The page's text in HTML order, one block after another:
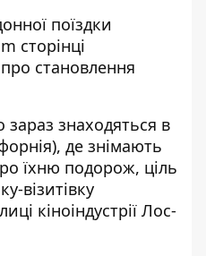
поїздки
сторінці
становлення
зараз знаходяться в
де знімають
їхню подорож, ціль
візитівку
кіноіндустрії Лос-